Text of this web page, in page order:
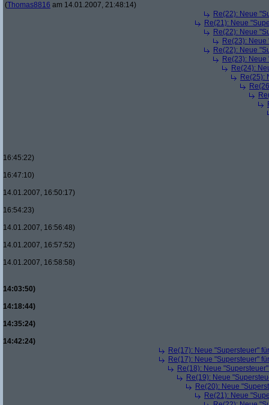
(Thomas8816 am 14.01.2007, 21:48:14)
Re(22): Neue
Re(21): Neue
Re(22): Neue
Re(23):
Re(22): Neue
Re(23):
Re(24):
Re(25):
16:45:22)
16:47:10)
14.01.2007, 16:50:17)
16:54:23)
14.01.2007, 16:56:48)
14.01.2007, 16:57:52)
14.01.2007, 16:58:58)
14:03:50)
14:18:44)
14:35:24)
14:42:24)
Re(17): Neue "Supersteuer"
Re(17): Neue "Supersteuer"
Re(18): Neue
Re(19): Neue
Re(20): Neue
Re(21): Neue